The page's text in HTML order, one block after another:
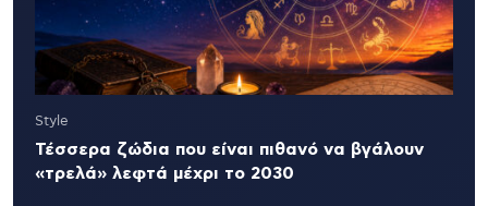
Style
Τέσσερα ζώδια που είναι πιθανό να βγάλουν
«τρελά» λεφτά μέχρι το 2030